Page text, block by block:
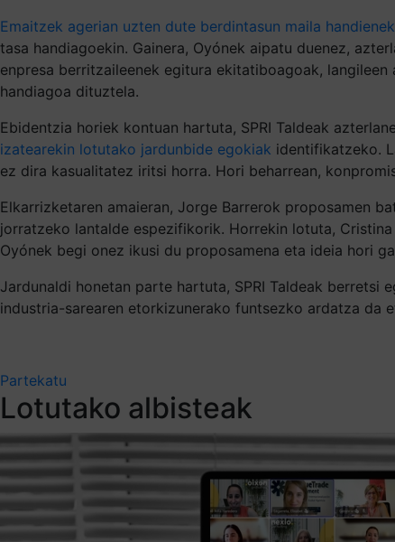
Emaitzek agerian uzten dute berdintasun maila
tasa handiagoekin. Gainera, Oyónek aipatu duenez,
enpresa berritzaileenek egitura ekitatiboagoak,
handiagoa dituztela.
Ebidentzia horiek kontuan hartuta, SPRI Taldeak
izatearekin lotutako jardunbide egokiak identifikatzeko.
ez dira kasualitatez iritsi horra. Hori beharrean,
Elkarrizketaren amaieran, Jorge Barrerok proposamen
jorratzeko lantalde espezifikorik. Horrekin lotuta,
Oyónek begi onez ikusi du proposamena eta ideia hori
Jardunaldi honetan parte hartuta, SPRI Taldeak berretsi
industria-sarearen etorkizunerako funtsezko ardatza da
Partekatu
Lotutako albisteak